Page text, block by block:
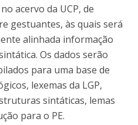
acervo da UCP, de
gestuantes, às quais será
alinhada informação
Os dados serão
para uma base de
lexemas da LGP,
sintáticas, lemas
para o PE.